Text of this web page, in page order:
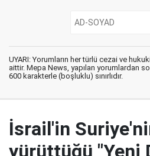
UYARI: Yorumların her türlü cezai ve
aittir. Mepa News, yapılan yorumlardan
600 karakterle (boşluklu) sınırlıdır.
İsrail'in
yürüttüğü "Yeni